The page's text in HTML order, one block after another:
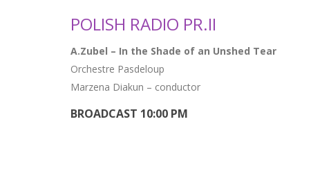
POLISH RADIO PR.II
A.Zubel – In the Shade of an Unshed Tear
Orchestre Pasdeloup
Marzena Diakun – conductor
BROADCAST 10:00 PM